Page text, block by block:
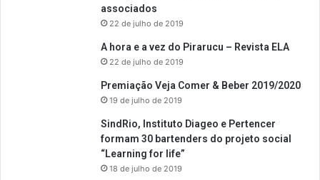
associados
22 de julho de 2019
A hora e a vez do Pirarucu – Revista ELA
22 de julho de 2019
Premiação Veja Comer & Beber 2019/2020
19 de julho de 2019
SindRio, Instituto Diageo e Pertencer
formam 30 bartenders do projeto social
“Learning for life”
18 de julho de 2019